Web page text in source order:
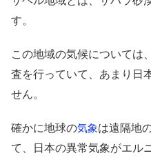
す。
この地域の気候については
査を行っていて、あまり日
せん。
確かに地球の気象は遠隔地
て、日本の異常気象がエル